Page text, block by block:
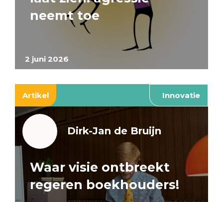
2 juni 2026
neemt toe
Artikel Innovatie
Dirk-Jan de Bruijn
Waar visie ontbreekt
regeren boekhouders!